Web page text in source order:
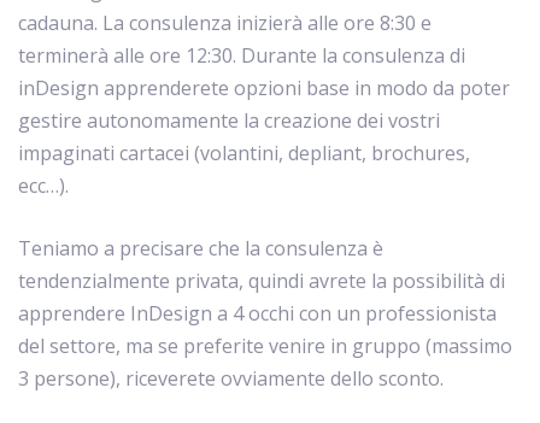
cadauna. La consulenza inizierà alle ore 8:30 e
terminerà alle ore 12:30. Durante la consulenza di
inDesign apprenderete opzioni base in modo da poter
gestire autonomamente la creazione dei vostri
impaginati cartacei (volantini, depliant, brochures,
ecc…).
Teniamo a precisare che la consulenza è
tendenzialmente privata, quindi avrete la possibilità di
apprendere InDesign a 4 occhi con un professionista
del settore, ma se preferite venire in gruppo (massimo
3 persone), riceverete ovviamente dello sconto.